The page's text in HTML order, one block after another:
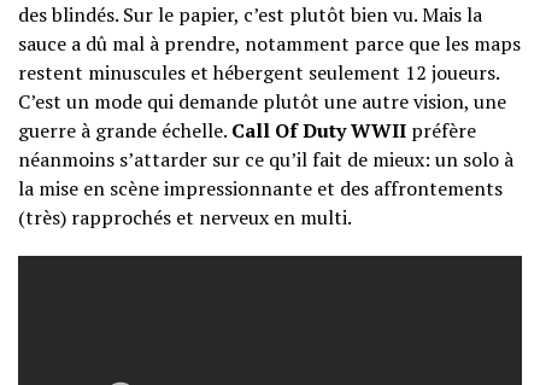
des blindés. Sur le papier, c’est plutôt bien vu. Mais la
sauce a dû mal à prendre, notamment parce que les maps
restent minuscules et hébergent seulement 12 joueurs.
C’est un mode qui demande plutôt une autre vision, une
guerre à grande échelle. Call Of Duty WWII préfère
néanmoins s’attarder sur ce qu’il fait de mieux: un solo à
la mise en scène impressionnante et des affrontements
(très) rapprochés et nerveux en multi.